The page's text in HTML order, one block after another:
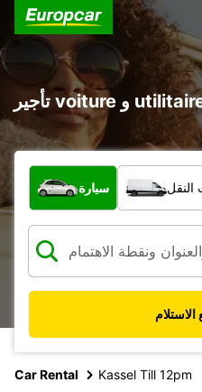
ما نوع المركبة؟
سيارة النقل
Car Rental Kassel Till 12pm